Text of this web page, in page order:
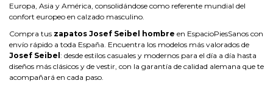
Europa, Asia y América, consolidándose como referente mundial del
confort europeo en calzado masculino.
Compra tus zapatos Josef Seibel hombre en EspacioPiesSanos con
envío rápido a toda España. Encuentra los modelos más valorados de
Josef Seibel: desde estilos casuales y modernos para el día a día hasta
diseños más clásicos y de vestir, con la garantía de calidad alemana que te
acompañará en cada paso.